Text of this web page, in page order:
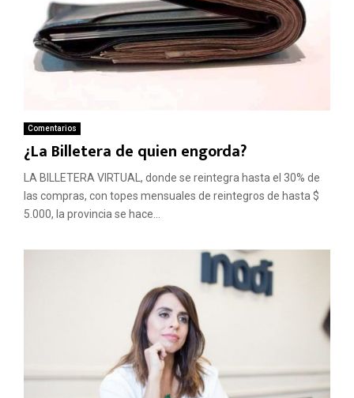
Comentarios
¿La Billetera de quien engorda?
LA BILLETERA VIRTUAL, donde se reintegra hasta el 30% de
las compras, con topes mensuales de reintegros de hasta $
5.000, la provincia se hace...